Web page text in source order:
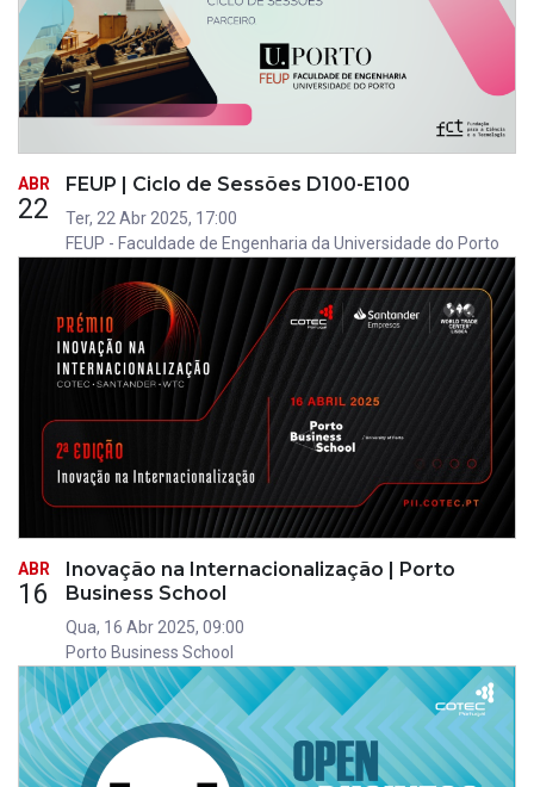
ABR
22
FEUP | Ciclo de Sessões D100-E100
Ter, 22 Abr 2025, 17:00
FEUP - Faculdade de Engenharia da Universidade do Porto
ABR
16
Inovação na Internacionalização | Porto
Business School
Qua, 16 Abr 2025, 09:00
Porto Business School